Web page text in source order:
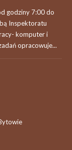
godziny 7:00 do
Inspektoratu
komputer i
opracowuje...